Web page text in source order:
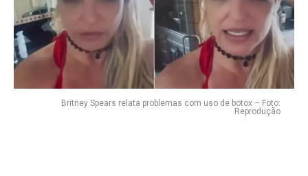
Britney Spears relata problemas com uso de botox – Foto:
Reprodução
Whatsapp
Email